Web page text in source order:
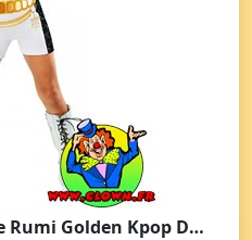
Déguisement classique Rumi Golden Kpop Demon Hunter™ fille